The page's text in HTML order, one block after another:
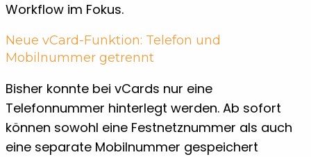
Workflow im Fokus.
Neue vCard-Funktion: Telefon und
Mobilnummer getrennt
Bisher konnte bei vCards nur eine
Telefonnummer hinterlegt werden. Ab sofort
können sowohl eine Festnetznummer als auch
eine separate Mobilnummer gespeichert